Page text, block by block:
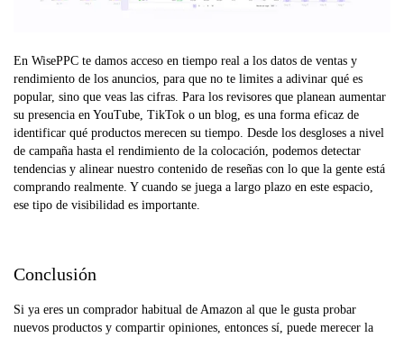
En WisePPC te damos acceso en tiempo real a los datos de ventas y
rendimiento de los anuncios, para que no te limites a adivinar qué es
popular, sino que veas las cifras. Para los revisores que planean aumentar
su presencia en YouTube, TikTok o un blog, es una forma eficaz de
identificar qué productos merecen su tiempo. Desde los desgloses a nivel
de campaña hasta el rendimiento de la colocación, podemos detectar
tendencias y alinear nuestro contenido de reseñas con lo que la gente está
comprando realmente. Y cuando se juega a largo plazo en este espacio,
ese tipo de visibilidad es importante.
Conclusión
Si ya eres un comprador habitual de Amazon al que le gusta probar
nuevos productos y compartir opiniones, entonces sí, puede merecer la